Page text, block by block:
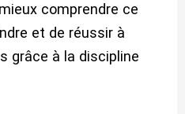
comprendre ce
et de réussir à
grâce à la discipline